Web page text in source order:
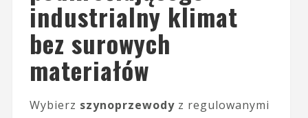
industrialny klimat
bez surowych
materiałów
Wybierz szynoprzewodyz regulowanymi